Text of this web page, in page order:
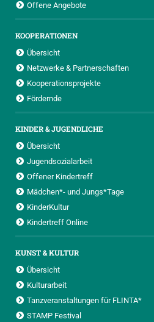
Offene Angebote
KOOPERATIONEN
Übersicht
Netzwerke & Partnerschaften
Kooperationsprojekte
Fördernde
KINDER & JUGENDLICHE
Übersicht
Jugendsozialarbeit
Offener Kindertreff
Mädchen*- und Jungs*Tage
KinderKultur
Kindertreff Online
KUNST & KULTUR
Übersicht
Kulturarbeit
Tanzveranstaltungen für FLINTA*
STAMP Festival